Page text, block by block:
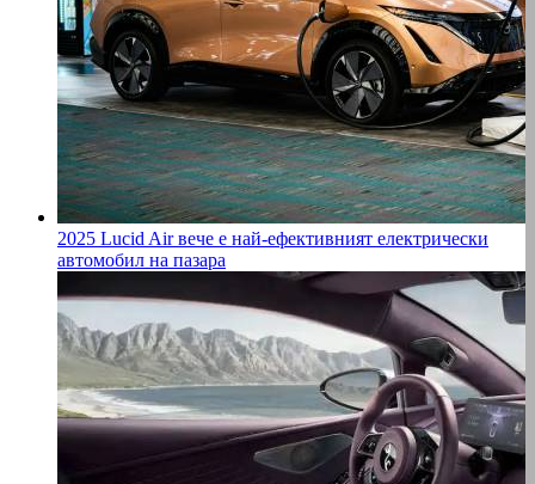
2025 Lucid Air вече е най-ефективният електрически
автомобил на пазара